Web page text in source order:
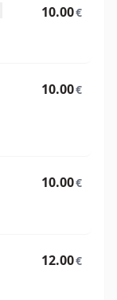
10.00€
10.00€
10.00€
12.00€